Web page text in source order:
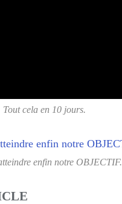
Tout cela en 10 jours.
enfin notre OBJECTIF.